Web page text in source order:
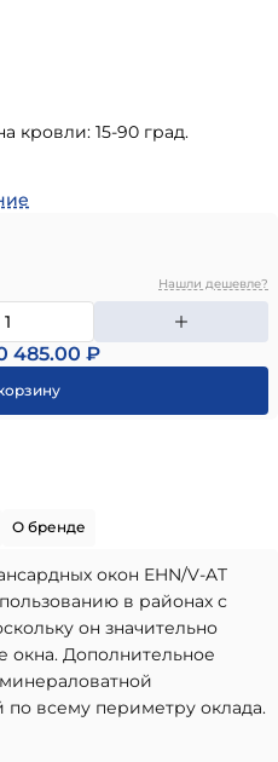
кровли: 15-90 град.
Нашли дешевле?
485.00 ₽
О бренде
окон EHN/V-AT
в районах с
он значительно
окна. Дополнительное
по всему периметру оклада.